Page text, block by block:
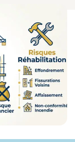
🛡
la Vie
corporelle
complète
💊 Santé
santé
🛡
Prêt
la